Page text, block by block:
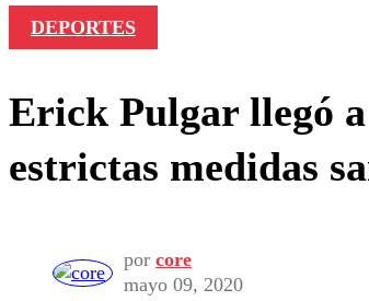
DEPORTES
Erick Pulgar llegó
estrictas medidas
por core
mayo 09, 2020